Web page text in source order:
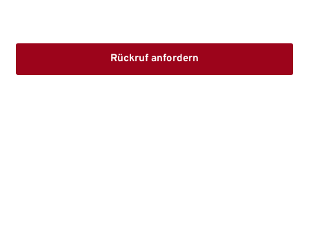
Rückruf anfordern